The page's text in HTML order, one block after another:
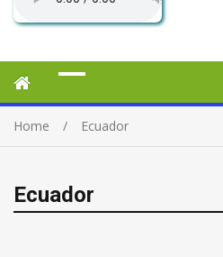
Home Ecuador
Ecuador